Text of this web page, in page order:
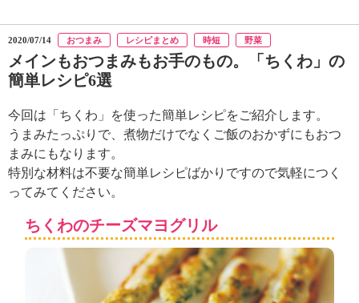
つ
け
。
N
エ
ケ
ー
シ
ョ
ナ
2020/07/14 おつまみ レシピまとめ 時短 野菜
メインもおつまみもお手のもの。「ちくわ」の
簡単レシピ6選
今回は「ちくわ」を使った簡単レシピをご紹介します。
うまみたっぷりで、煮物だけでなくご飯のおかずにもおつ
まみにもなります。
特別な材料は不要な簡単レシピばかりですので気軽につく
ってみてください。
ちくわのチーズマヨグリル